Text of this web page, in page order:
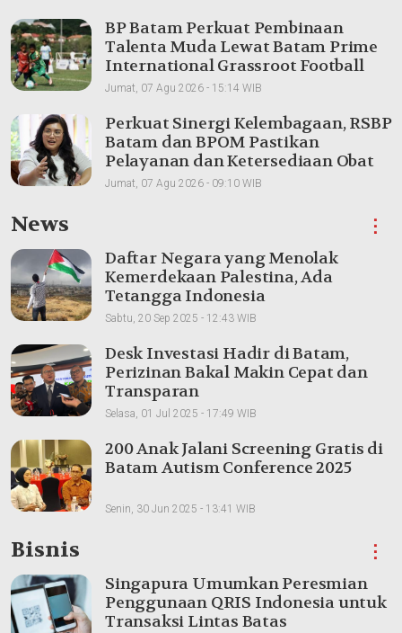
BP Batam Perkuat Pembinaan
Talenta Muda Lewat Batam Prime
International Grassroot Football
sebagai Festival 2026
Jumat, 07 Agu 2026 - 15:14 WIB
Perkuat Sinergi Kelembagaan, RSBP
Batam dan BPOM Pastikan
Pelayanan dan Ketersediaan Obat
Aman
Jumat, 07 Agu 2026 - 09:10 WIB
News ⋮
Daftar Negara yang Menolak
Kemerdekaan Palestina, Ada
Tetangga Indonesia
Sabtu, 20 Sep 2025 - 12:43 WIB
Desk Investasi Hadir di Batam,
Perizinan Bakal Makin Cepat dan
Transparan
Selasa, 01 Jul 2025 - 17:49 WIB
200 Anak Jalani Screening Gratis di
Batam Autism Conference 2025
Senin, 30 Jun 2025 - 13:41 WIB
Bisnis ⋮
Singapura Umumkan Peresmian
Penggunaan QRIS Indonesia untuk
Transaksi Lintas Batas